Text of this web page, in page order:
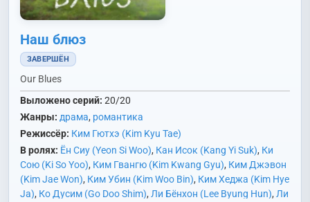
Наш блюз
ЗАВЕРШЁН
Our Blues
Выложено серий: 20/20
Жанры: драма, романтика
Режиссёр: Ким Гютхэ (Kim Kyu Tae)
В ролях: Ён Сиу (Yeon Si Woo), Кан Исок (Kang Yi Suk), Ки
Сою (Ki So Yoo), Ким Гвангю (Kim Kwang Gyu), Ким Джэвон
(Kim Jae Won), Ким Убин (Kim Woo Bin), Ким Хеджа (Kim Hye
Ja), Ко Дусим (Go Doo Shim), Ли Бёнхон (Lee Byung Hun), Ли